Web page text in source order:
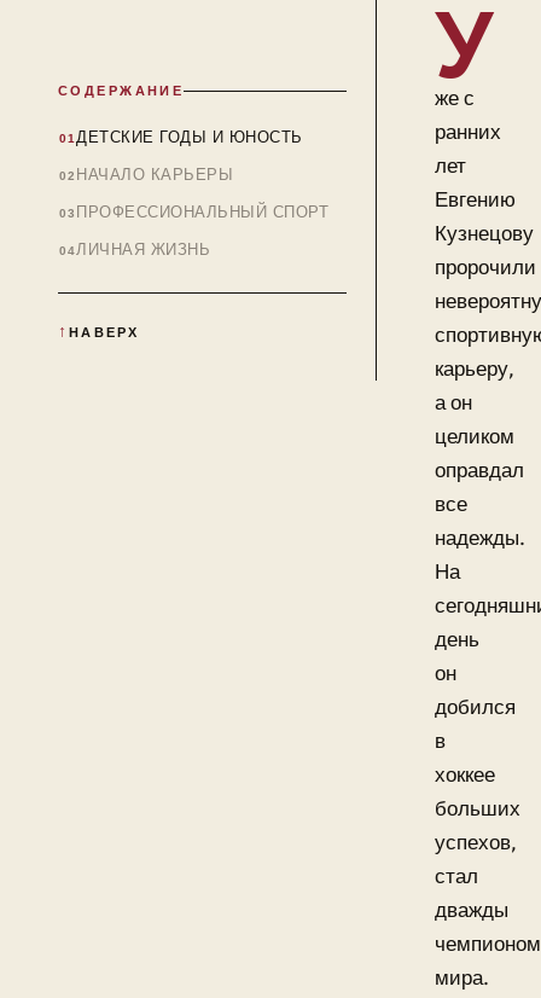
СОДЕРЖАНИЕ
ДЕТСКИЕ ГОДЫ И ЮНОСТЬ
НАЧАЛО КАРЬЕРЫ
ПРОФЕССИОНАЛЬНЫЙ СПОРТ
ЛИЧНАЯ ЖИЗНЬ
НАВЕРХ
У
же с
ранних
лет
Евгению
Кузнецову
пророчили
карьеру,
а он
целиком
оправдал
все
надежды.
На
день
он
добился
в
хоккее
больших
успехов,
стал
дважды
чемпионом
мира.